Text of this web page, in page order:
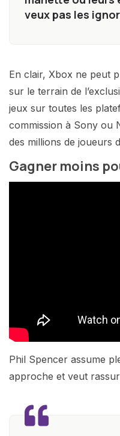
veux pas les
En clair, Xbox ne peut
sur le terrain de
jeux sur toutes les
commission à Sony ou
des millions de joueurs
Gagner moins
Phil Spencer assume
approche et veut